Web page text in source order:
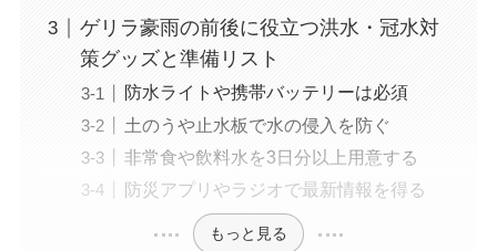
ゲリラ豪雨の前後に役立つ洪水・冠水対
策グッズと準備リスト
防水ライトや携帯バッテリーは必須
土のうや止水板で水の侵入を防ぐ
非常食や飲料水を3日分以上用意する
防災アプリやラジオで最新情報を得る
もっと見る